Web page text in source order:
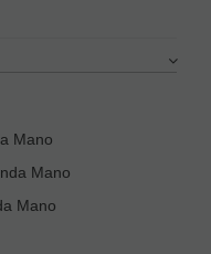
Mano
Mano
Mano